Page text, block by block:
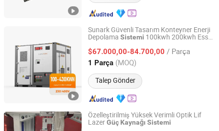
Sunark Güvenli Tasarım Konteyner Enerji
Depolama Sistemi 100kwh 200kwh Ess
İyileştirir
$67.000,00-84.700,00 / Parça
1 Parça (MOQ)
Talep Gönder
SunEvo Solar Co., Ltd.
Anhui, China Fiyat 2022
Özelleştirilmiş Yüksek Verimli Optik Lif
LazerGüç Kaynağı Sistemi
Huiyao Laser Technology (Luoyang) Co., Ltd